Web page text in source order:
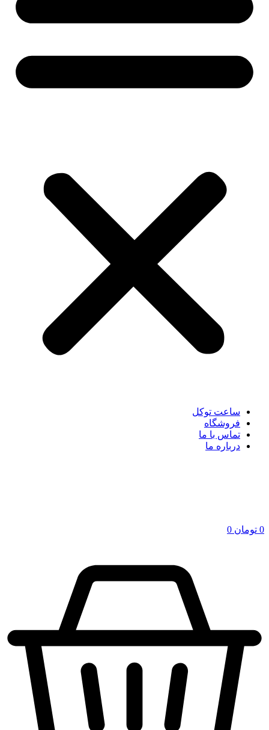
ساعت توکل
فروشگاه
تماس با ما
درباره ما
0 تومان 0